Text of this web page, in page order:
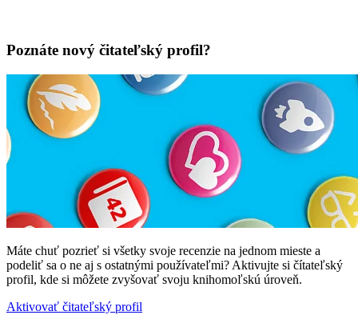
Poznáte nový čitateľský profil?
Máte chuť pozrieť si všetky svoje recenzie na jednom mieste a
podeliť sa o ne aj s ostatnými používateľmi? Aktivujte si čítateľský
profil, kde si môžete zvyšovať svoju knihomoľskú úroveň.
Aktivovať čitateľský profil